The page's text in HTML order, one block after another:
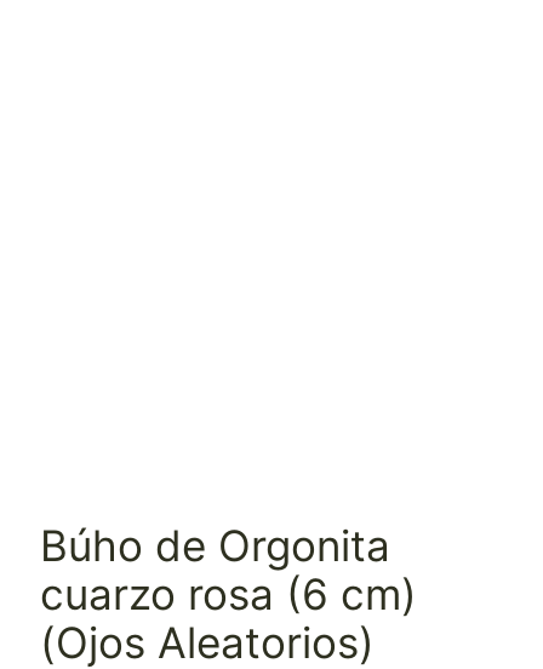
Búho de Orgonita
cuarzo rosa (6 cm)
(Ojos Aleatorios)